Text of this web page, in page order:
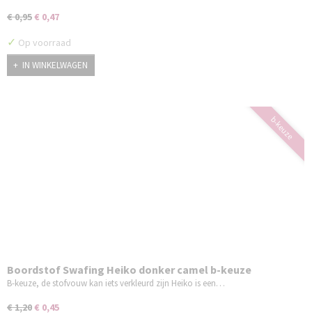
€ 0,95€ 0,47
✓ Op voorraad
IN WINKELWAGEN
b-keuze
Boordstof Swafing Heiko donker camel b-keuze
B-keuze, de stofvouw kan iets verkleurd zijn Heiko is een…
€ 1,20€ 0,45